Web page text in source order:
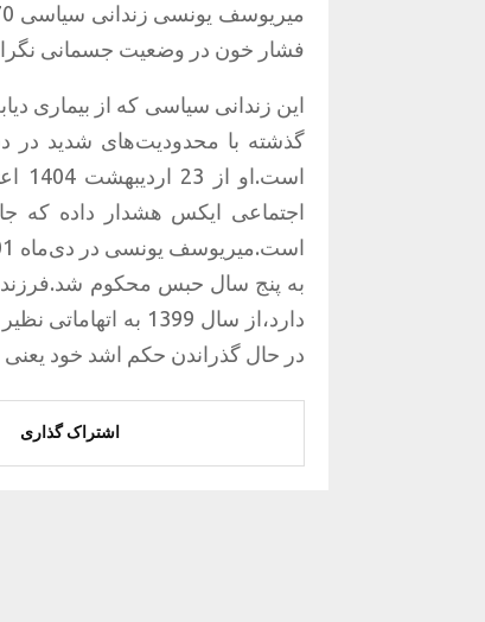
فشار خون در وضعیت جسمانی
گذشته با محدودیت‌های شدید در
به پنج سال حبس محکوم
در حال گذراندن حکم اشد خود یعنی 10 سال حبس در زندان اوین است.
اشتراک گذاری